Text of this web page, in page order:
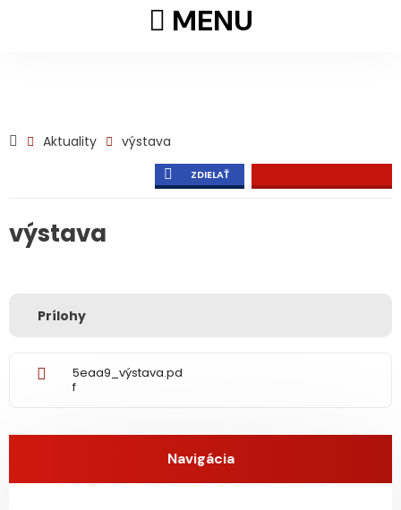
MENU
Aktuality výstava
ZDIELAŤ
výstava
Prílohy
5eaa9_výstava.pd
f
Navigácia